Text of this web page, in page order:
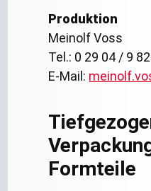
Produktion
Meinolf Voss
Tel.: 0 29 04 / 9
E-Mail:
Formteile